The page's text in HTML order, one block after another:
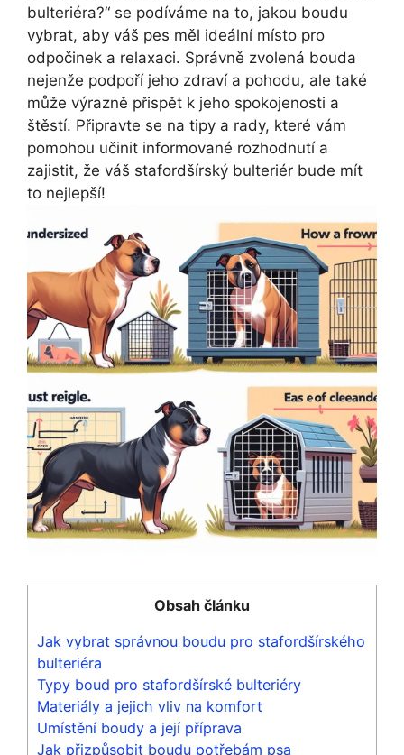
bulteriéra?“ se podíváme na to, jakou boudu
vybrat, aby váš pes měl ideální místo pro
odpočinek a relaxaci. Správně zvolená bouda
nejenže podpoří jeho zdraví a pohodu, ale také
může výrazně přispět k jeho spokojenosti a
štěstí. Připravte se na tipy a rady, které vám
pomohou učinit informované rozhodnutí a
zajistit, že váš stafordšírský bulteriér bude mít
to nejlepší!
Obsah článku
Jak vybrat správnou boudu pro stafordšírského
bulteriéra
Typy boud pro stafordšírské bulteriéry
Materiály a jejich vliv na komfort
Umístění boudy a její příprava
Jak přizpůsobit boudu potřebám psa